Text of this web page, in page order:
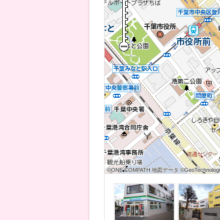
©ONE COMPATH 地図データ
©ONE COMPATH 地図データ
©ONE COMPATH 地図データ
©ONE COMPATH 地図データ
©ONE COMPATH 地図データ
©ONE COMPATH 地図データ
©ONE COMPATH 地図データ
©ONE COMPATH 地図データ
©ONE COMPATH 地図データ